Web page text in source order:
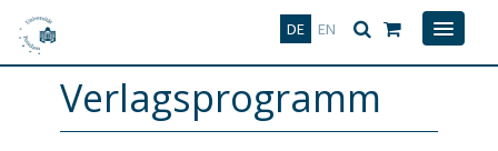
DE EN
Deutsch
Verlagsprogramm